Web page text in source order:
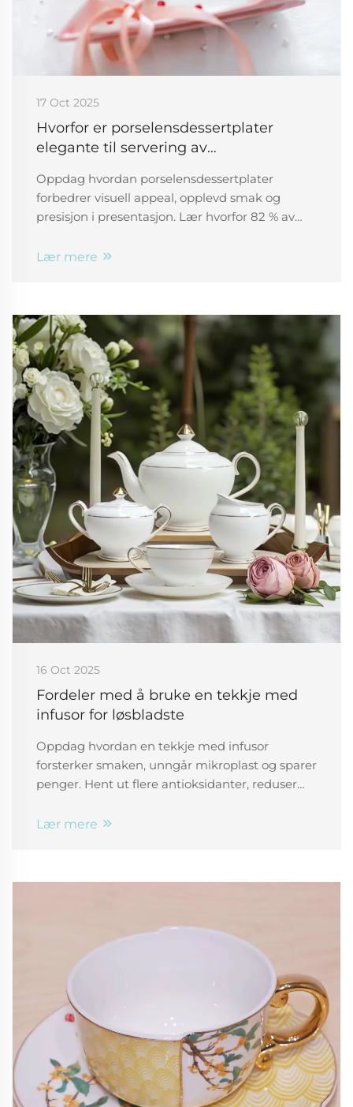
17 Oct 2025
Hvorfor er porselensdessertplater
elegante til servering av
Oppdag hvordan porselensdessertplater
forbedrer visuell appeal, opplevd smak og
presisjon i presentasjon. Lær hvorfor 82 % av
Instagram-verdige desserter. Utforsk fordelene
Lær mere
16 Oct 2025
Fordeler med å bruke en tekkje med
infusor for løsbladste
Oppdag hvordan en tekkje med infusor
forsterker smaken, unngår mikroplast og sparer
penger. Hent ut flere antioksidanter, reduser
dag!
Lær mere